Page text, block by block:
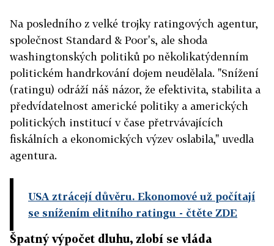
Na posledního z velké trojky ratingových agentur,
společnost Standard & Poor's, ale shoda
washingtonských politiků po několikatýdenním
politickém handrkování dojem neudělala. "Snížení
(ratingu) odráží náš názor, že efektivita, stabilita a
předvídatelnost americké politiky a amerických
politických institucí v čase přetrvávajících
fiskálních a ekonomických výzev oslabila," uvedla
agentura.
USA ztrácejí důvěru. Ekonomové už počítají
se snížením elitního ratingu - čtěte ZDE
Špatný výpočet dluhu, zlobí se vláda